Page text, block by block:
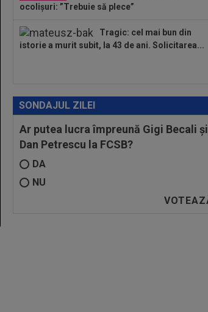
ocolișuri: ”Trebuie să plece”
Tragic: cel mai bun din
istorie a murit subit, la 43 de ani. Solicitarea...
SONDAJUL ZILEI
Ar putea lucra împreună Gigi Becali și
Dan Petrescu la FCSB?
DA
NU